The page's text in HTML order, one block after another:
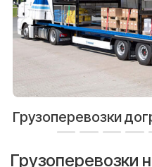
Грузоперевозки
Грузоперевозки